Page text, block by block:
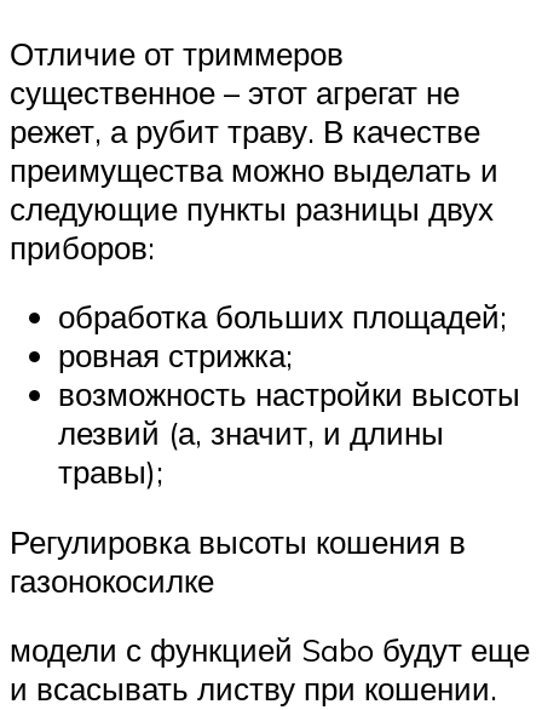
Отличие от триммеров
существенное – этот агрегат не
режет, а рубит траву. В качестве
преимущества можно выделать и
следующие пункты разницы двух
приборов:
обработка больших площадей;
ровная стрижка;
возможность настройки высоты
лезвий (а, значит, и длины
травы);
Регулировка высоты кошения в
газонокосилке
модели с функцией Sabo будут еще
и всасывать листву при кошении.